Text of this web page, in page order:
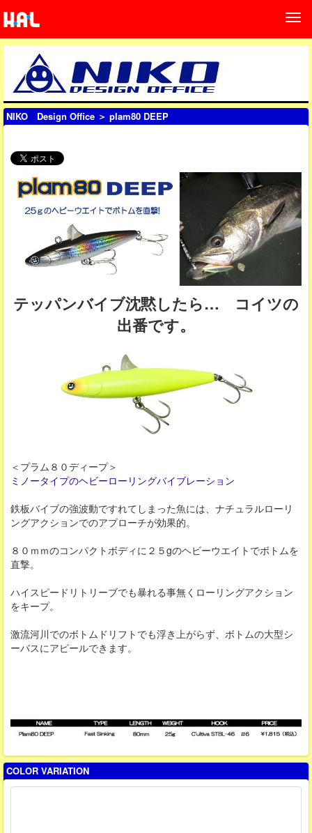
NIKO Design Office ＞ plam80 DEEP
テッパンバイブ沈黙したら… コイツの
出番です。
＜プラム８０ディープ＞
ミノータイプのヘビーローリングバイブレーション
鉄板バイブの強波動ですれてしまった魚には、ナチュラルローリ
ングアクションでのアプローチが効果的。
８０ｍｍのコンパクトボディに２５gのヘビーウエイトでボトムを
直撃。
ハイスピードリトリーブでも暴れる事無くローリングアクション
をキープ。
激流河川でのボトムドリフトでも浮き上がらず、ボトムの大型シ
ーバスにアピールできます。
COLOR VARIATION